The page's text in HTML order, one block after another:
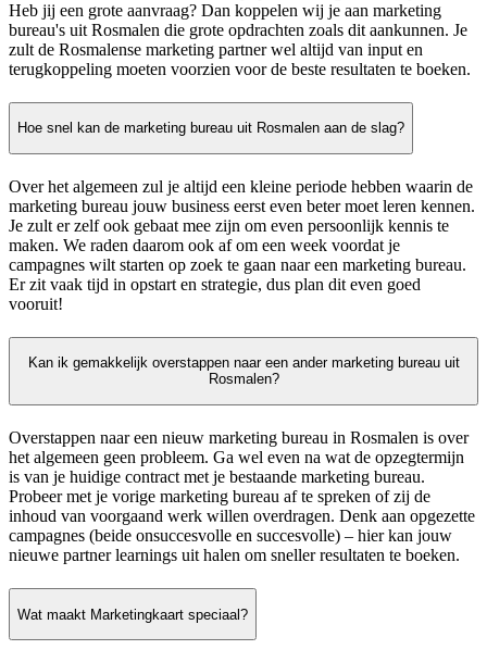
Heb jij een grote aanvraag? Dan koppelen wij je aan marketing
bureau's uit Rosmalen die grote opdrachten zoals dit aankunnen. Je
zult de Rosmalense marketing partner wel altijd van input en
terugkoppeling moeten voorzien voor de beste resultaten te boeken.
Hoe snel kan de marketing bureau uit Rosmalen aan de slag?
Over het algemeen zul je altijd een kleine periode hebben waarin de
marketing bureau jouw business eerst even beter moet leren kennen.
Je zult er zelf ook gebaat mee zijn om even persoonlijk kennis te
maken. We raden daarom ook af om een week voordat je
campagnes wilt starten op zoek te gaan naar een marketing bureau.
Er zit vaak tijd in opstart en strategie, dus plan dit even goed
vooruit!
Kan ik gemakkelijk overstappen naar een ander marketing bureau uit
Rosmalen?
Overstappen naar een nieuw marketing bureau in Rosmalen is over
het algemeen geen probleem. Ga wel even na wat de opzegtermijn
is van je huidige contract met je bestaande marketing bureau.
Probeer met je vorige marketing bureau af te spreken of zij de
inhoud van voorgaand werk willen overdragen. Denk aan opgezette
campagnes (beide onsuccesvolle en succesvolle) – hier kan jouw
nieuwe partner learnings uit halen om sneller resultaten te boeken.
Wat maakt Marketingkaart speciaal?